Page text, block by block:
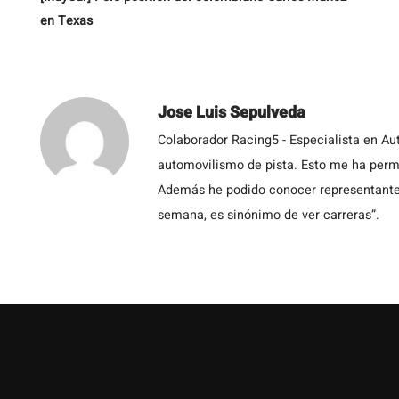
en Texas
Jose Luis Sepulveda
Colaborador Racing5 - Especialista en
automovilismo de pista. Esto me ha
Además he podido conocer
semana, es sinónimo de ver carreras”.